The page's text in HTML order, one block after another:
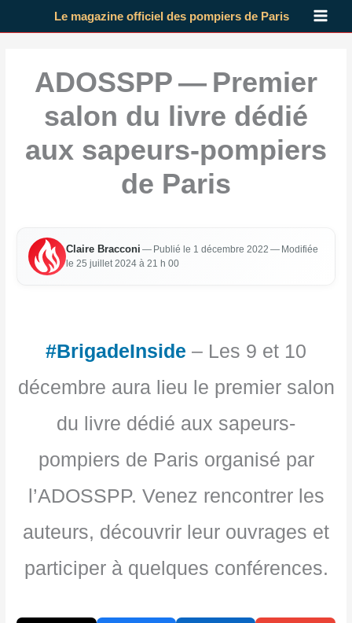
Le magazine officiel des pompiers de Paris
ADOSSPP — Premier
salon du livre dédié
aux sapeurs-pompiers
de Paris
Claire Brac­co­ni — Publié le 1 décembre 2022 — Modi­fiée
le 25 juillet 2024 à 21 h 00
#BrigadeInside – Les 9 et 10
décembre aura lieu le premier salon
du livre dédié aux sapeurs-
pompiers de Paris organisé par
l’ADOSSPP. Venez rencontrer les
auteurs, découvrir leur ouvrages et
participer à quelques conférences.